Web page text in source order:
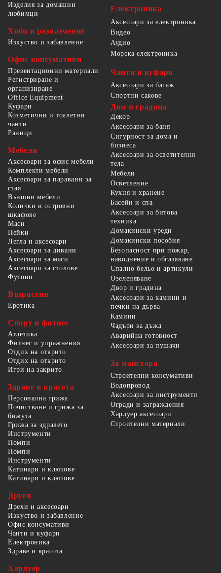
Изделия за домашни
любимци
Хоби и развлечение
Изкуство и забавление
Офис консумативи
Презентационни материали
Регистриране и
организиране
Office Equipment
Електроника
Аксесоари за електроника
Видео
Аудио
Морска електроника
Чанти и куфари
Аксесоари за багаж
Спортни сакове
Куфари
Козметични и тоалетни
чанти
Раници
Мебели
Аксесоари за офис мебели
Комплекти мебели
Аксесоари за паравани за
стая
Външни мебели
Колички и островни
шкафове
Маси
Пейки
Легла и аксесоари
Аксесоари за дивани
Аксесоари за маси
Аксесоари за столове
Футони
Възрастни
Еротика
Спорт и фитнес
Атлетика
Фитнес и упражнения
Отдих на открито
Отдих на открито
Игри на закрито
Здраве и красота
Персонална грижа
Почистване и грижа за
бижута
Грижа за здравето
Дом и градина
Декор
Аксесоари за баня
Сигурност за дома и
бизнеса
Аксесоари за осветителни
тела
Мебели
Осветление
Кухня и хранене
Басейн и спа
Аксесоари за битова
техника
Домакински уреди
Домакински пособия
Безопасност при пожар,
наводнение и обгазяване
Спално бельо и артикули
Озеленяване
Двор и градина
Аксесоари за камини и
печки на дърва
Камини
Чадъри за дъжд
Аварийна готовност
Аксесоари за пушачи
За майстора
Строителни консумативи
Водопровод
Аксесоари за инструменти
Огради и заграждения
Хардуер аксесоари
Строителни материали
Инструменти
Помпи
Помпи
Инструменти
Катинари и ключове
Катинари и ключове
Други
Дрехи и аксесоари
Изкуство и забавление
Офис консумативи
Чанти и куфари
Електроника
Здраве и красота
Хардуер